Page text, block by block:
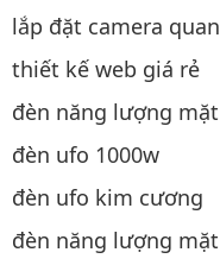
lắp đặt camera
thiết kế web giá rẻ
đèn năng lượng
đèn ufo 1000w
đèn ufo kim cương
đèn năng lượng